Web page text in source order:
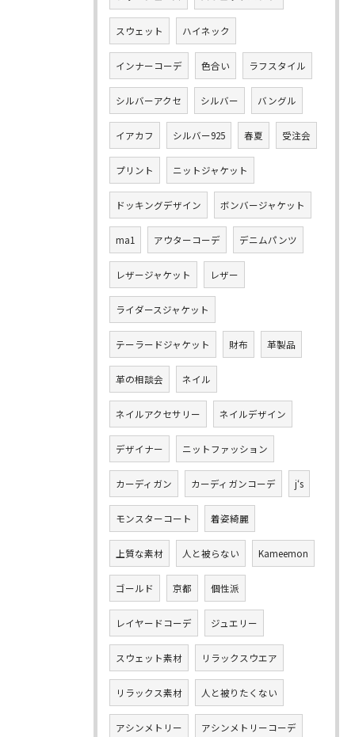
スウェット ハイネック
インナーコーデ 色合い ラフスタイル
シルバーアクセ シルバー バングル
イアカフ シルバー925 春夏 受注会
プリント ニットジャケット
ドッキングデザイン ボンバージャケット
ma1 アウターコーデ デニムパンツ
レザージャケット レザー
ライダースジャケット
テーラードジャケット 財布 革製品
革の相談会 ネイル
ネイルアクセサリー ネイルデザイン
デザイナー ニットファッション
カーディガン カーディガンコーデ j‘s
モンスターコート 着姿綺麗
上質な素材 人と被らない Kameemon
ゴールド 京都 個性派
レイヤードコーデ ジュエリー
スウェット素材 リラックスウエア
リラックス素材 人と被りたくない
アシンメトリー アシンメトリーコーデ